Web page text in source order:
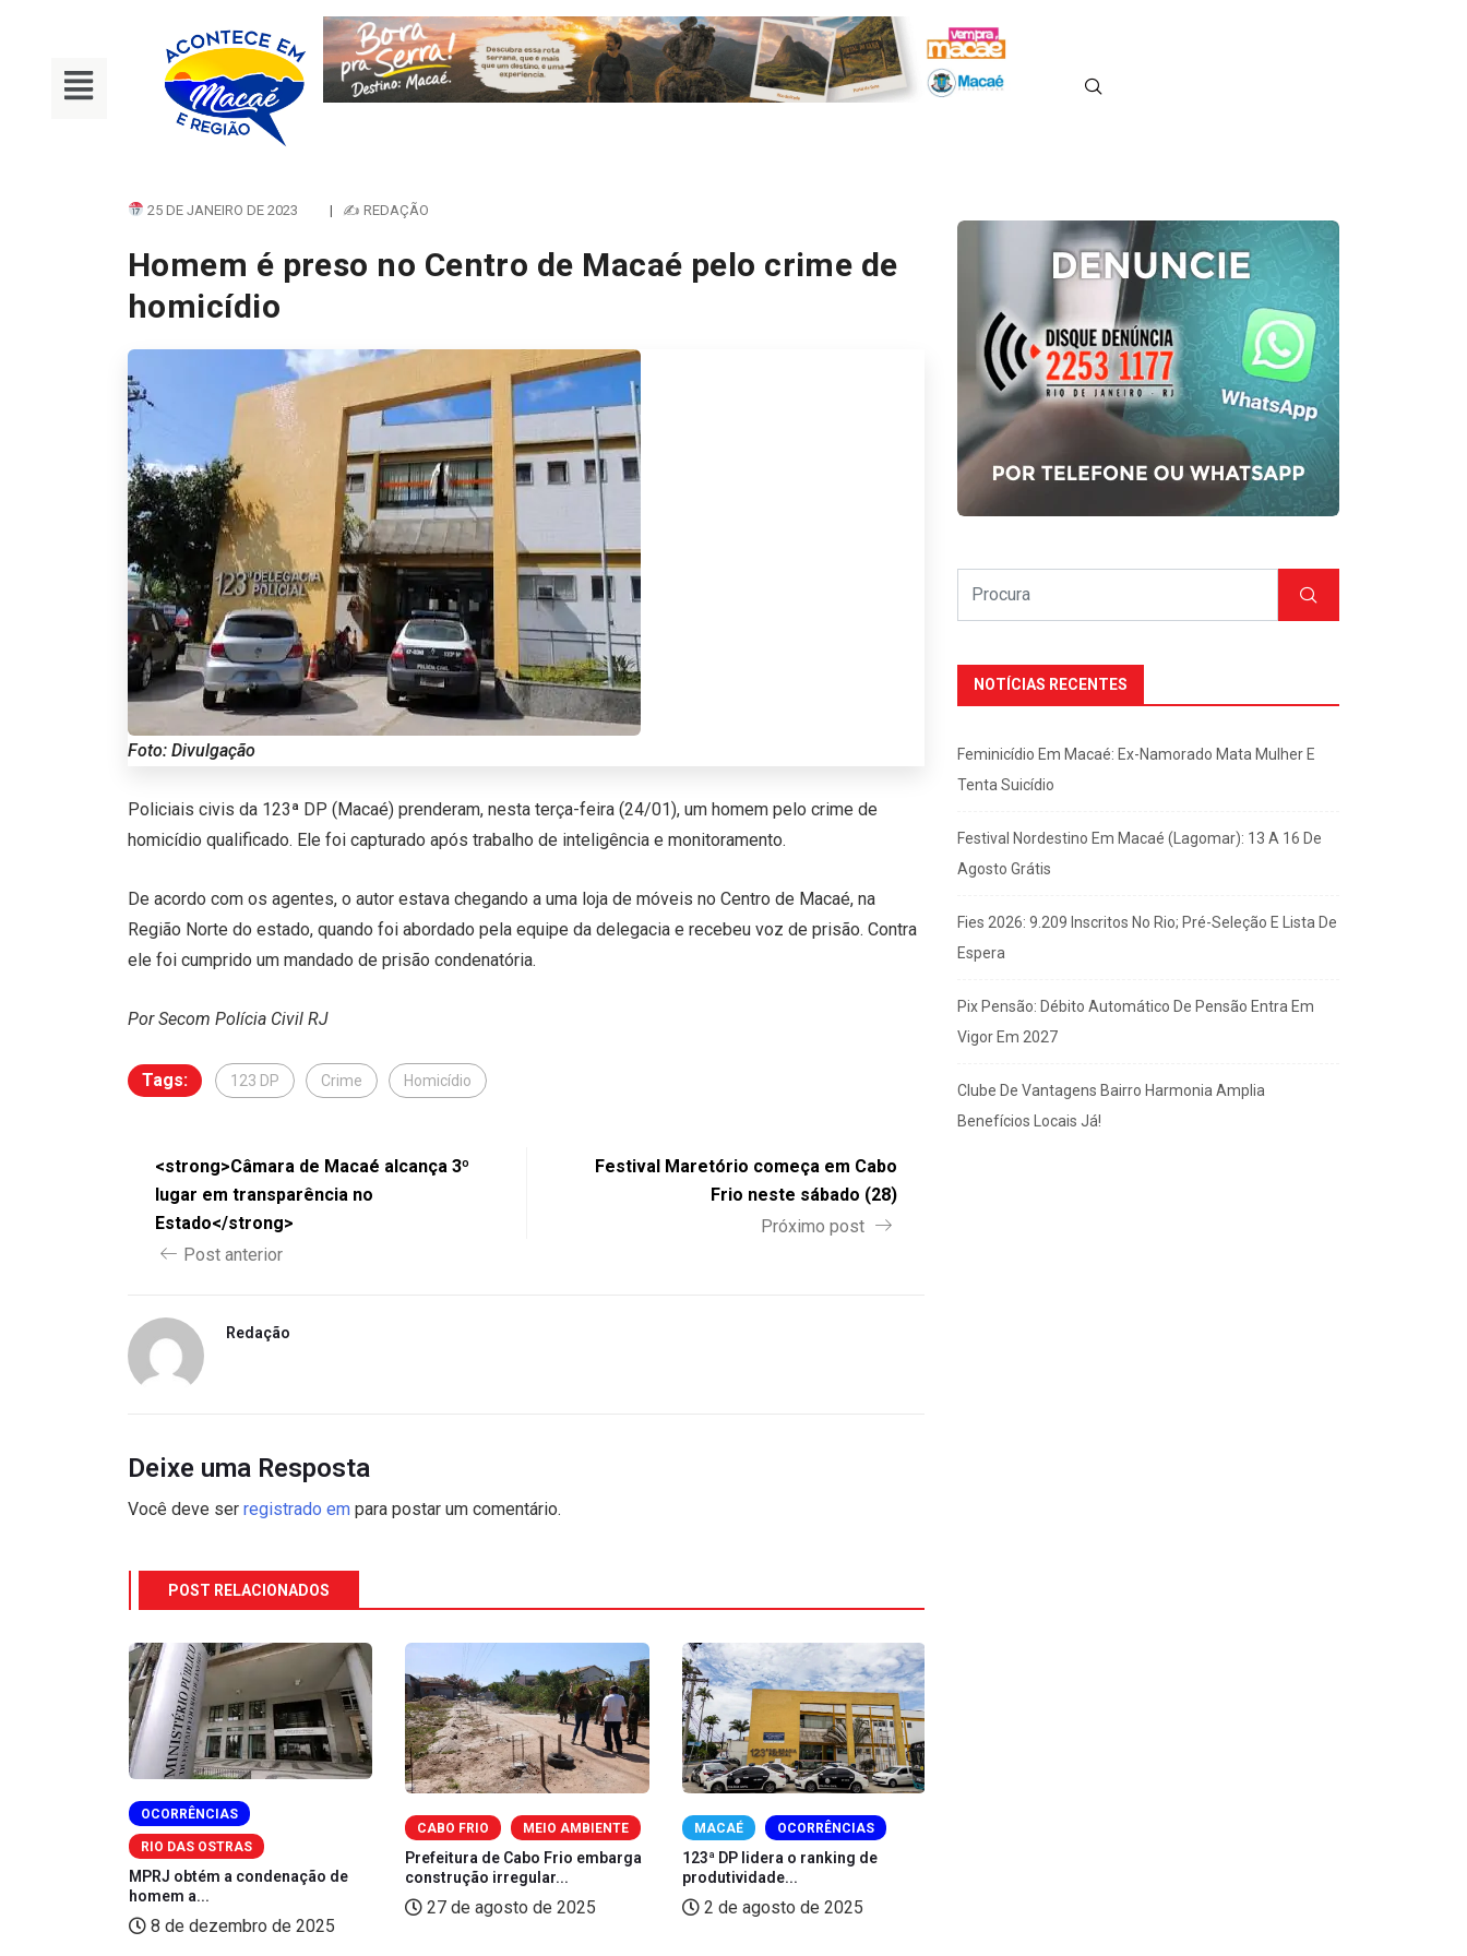
25 DE JANEIRO DE 2023 | ✍ REDAÇÃO
Homem é preso no Centro de Macaé pelo crime de
homicídio
Foto: Divulgação
Policiais civis da 123ª DP (Macaé) prenderam, nesta terça-feira (24/01), um homem pelo crime de
homicídio qualificado. Ele foi capturado após trabalho de inteligência e monitoramento.
De acordo com os agentes, o autor estava chegando a uma loja de móveis no Centro de Macaé, na
Região Norte do estado, quando foi abordado pela equipe da delegacia e recebeu voz de prisão. Contra
ele foi cumprido um mandado de prisão condenatória.
Por Secom Polícia Civil RJ
Tags: 123 DP Crime Homicídio
<strong>Câmara de Macaé alcança 3º
lugar em transparência no
Estado</strong>
Post anterior
Festival Maretório começa em Cabo
Frio neste sábado (28)
Próximo post
Redação
Deixe uma Resposta
Você deve ser registrado em para postar um comentário.
POST RELACIONADOS
OCORRÊNCIAS
RIO DAS OSTRAS
MPRJ obtém a condenação de
homem a...
8 de dezembro de 2025
CABO FRIO MEIO AMBIENTE
Prefeitura de Cabo Frio embarga
construção irregular...
27 de agosto de 2025
MACAÉ OCORRÊNCIAS
123ª DP lidera o ranking de
produtividade...
2 de agosto de 2025
NOTÍCIAS RECENTES
Feminicídio Em Macaé: Ex-Namorado Mata Mulher E
Tenta Suicídio
Festival Nordestino Em Macaé (Lagomar): 13 A 16 De
Agosto Grátis
Fies 2026: 9.209 Inscritos No Rio; Pré-Seleção E Lista De
Espera
Pix Pensão: Débito Automático De Pensão Entra Em
Vigor Em 2027
Clube De Vantagens Bairro Harmonia Amplia
Benefícios Locais Já!